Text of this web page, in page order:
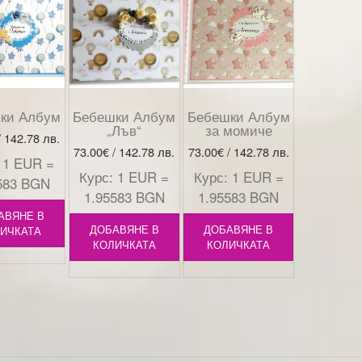
Албум
лв.
EUR =
BGN
В
Бебешки Албум
„Лъв“
73.00€/ 142.78 лв.
Курс: 1 EUR =
1.95583 BGN
ДОБАВЯНЕ В
КОЛИЧКАТА
Бебешки Албум
за момиче
73.00€/ 142.78 лв.
Курс: 1 EUR =
1.95583 BGN
ДОБАВЯНЕ В
КОЛИЧКАТА